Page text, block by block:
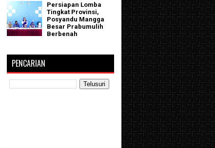
Persiapan Lomba
Tingkat Provinsi,
Posyandu Mangga
Besar Prabumulih
Berbenah
PENCARIAN